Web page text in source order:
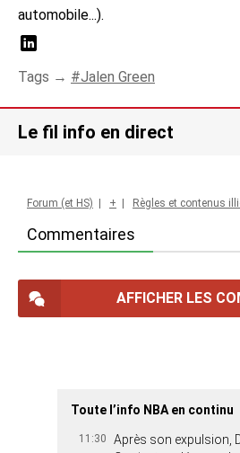
automobile...).
Tags → Jalen Green
Le fil info en direct
Commentaires
Forum (et HS) + Règles et contenus
AFFICHER LES
Toute l’info NBA en continu
11:30
Après son expulsion,